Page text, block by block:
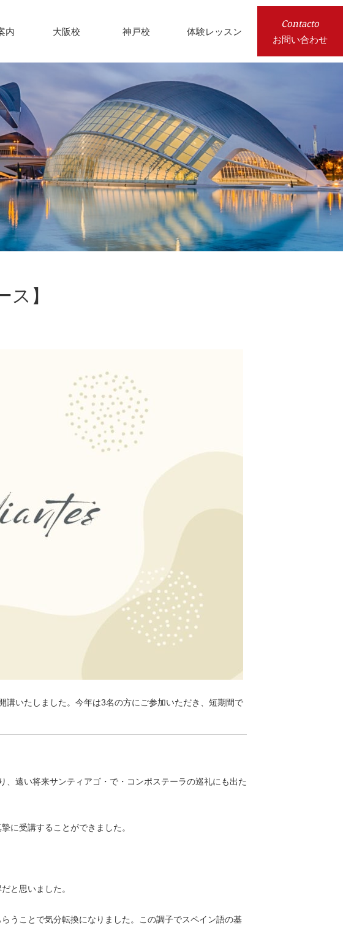
内 大阪校 神戸校 体験レッスン
Contacto
お問い合わせ
ス】
いたしました。今年は3名の方にご参加いただき、短期間で
遠い将来サンティアゴ・で・コンポステーラの巡礼にも出た
に受講することができました。
と思いました。
うことで気分転換になりました。この調子でスペイン語の基